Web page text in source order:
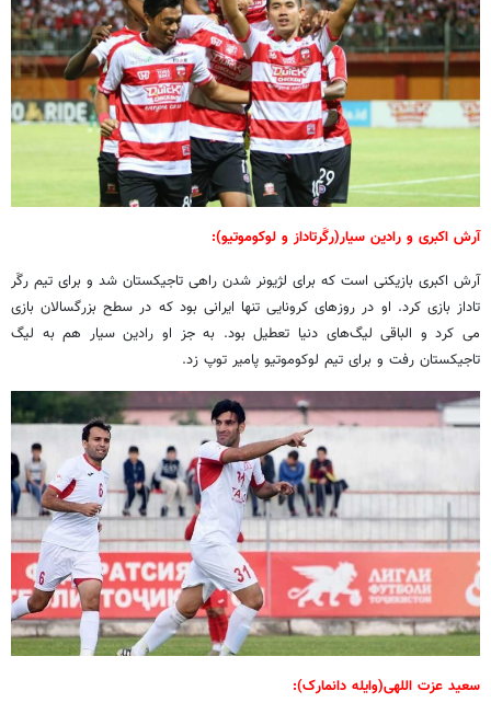
آرش اکبری و رادین سیار(رگَرتاداز و لوکوموتیو):
آرش اکبری بازیکنی است که برای لژیونر شدن راهی تاجیکستان شد و برای تیم رگَر
تاداز بازی کرد. او در روزهای کرونایی تنها ایرانی بود که در سطح بزرگسالان بازی
می کرد و الباقی لیگ‌های دنیا تعطیل بود. به جز او رادین سیار هم به لیگ
تاجیکستان رفت و برای تیم لوکوموتیو پامیر توپ زد.
سعید عزت اللهی(وایله دانمارک):